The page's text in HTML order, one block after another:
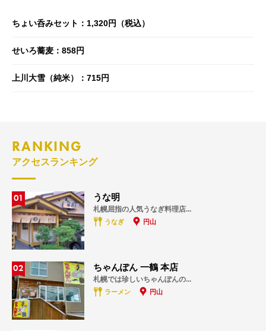
ちょい呑みセット：1,320円（税込）
せいろ蕎麦：858円
上川大雪（純米）：715円
RANKING
アクセスランキング
01 うな明
札幌屈指の人気うなぎ料理店...
うなぎ 円山
02 ちゃんぽん 一鶴 本店
札幌では珍しいちゃんぽんの...
ラーメン 円山